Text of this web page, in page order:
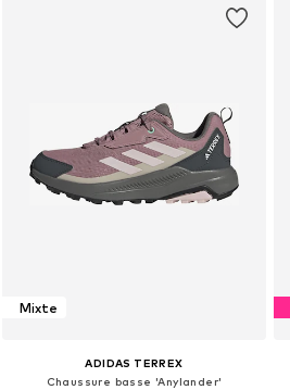
Mixte
ADIDAS TERREX
Chaussure basse 'Anylander'